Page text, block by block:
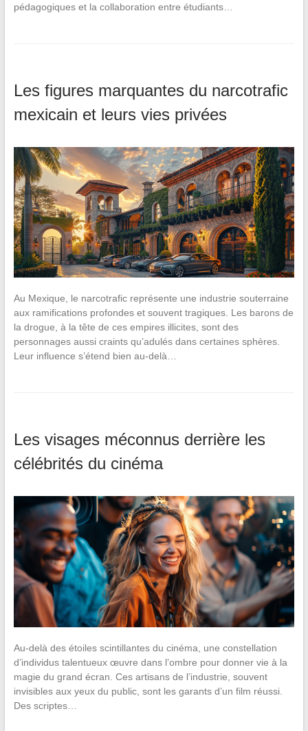
pédagogiques et la collaboration entre étudiants…
Les figures marquantes du narcotrafic
mexicain et leurs vies privées
Au Mexique, le narcotrafic représente une industrie souterraine
aux ramifications profondes et souvent tragiques. Les barons de
la drogue, à la tête de ces empires illicites, sont des
personnages aussi craints qu’adulés dans certaines sphères.
Leur influence s’étend bien au-delà…
Les visages méconnus derrière les
célébrités du cinéma
Au-delà des étoiles scintillantes du cinéma, une constellation
d’individus talentueux œuvre dans l’ombre pour donner vie à la
magie du grand écran. Ces artisans de l’industrie, souvent
invisibles aux yeux du public, sont les garants d’un film réussi.
Des scriptes…